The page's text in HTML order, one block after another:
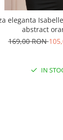
eleganta
abstract
169,00 RON
IN